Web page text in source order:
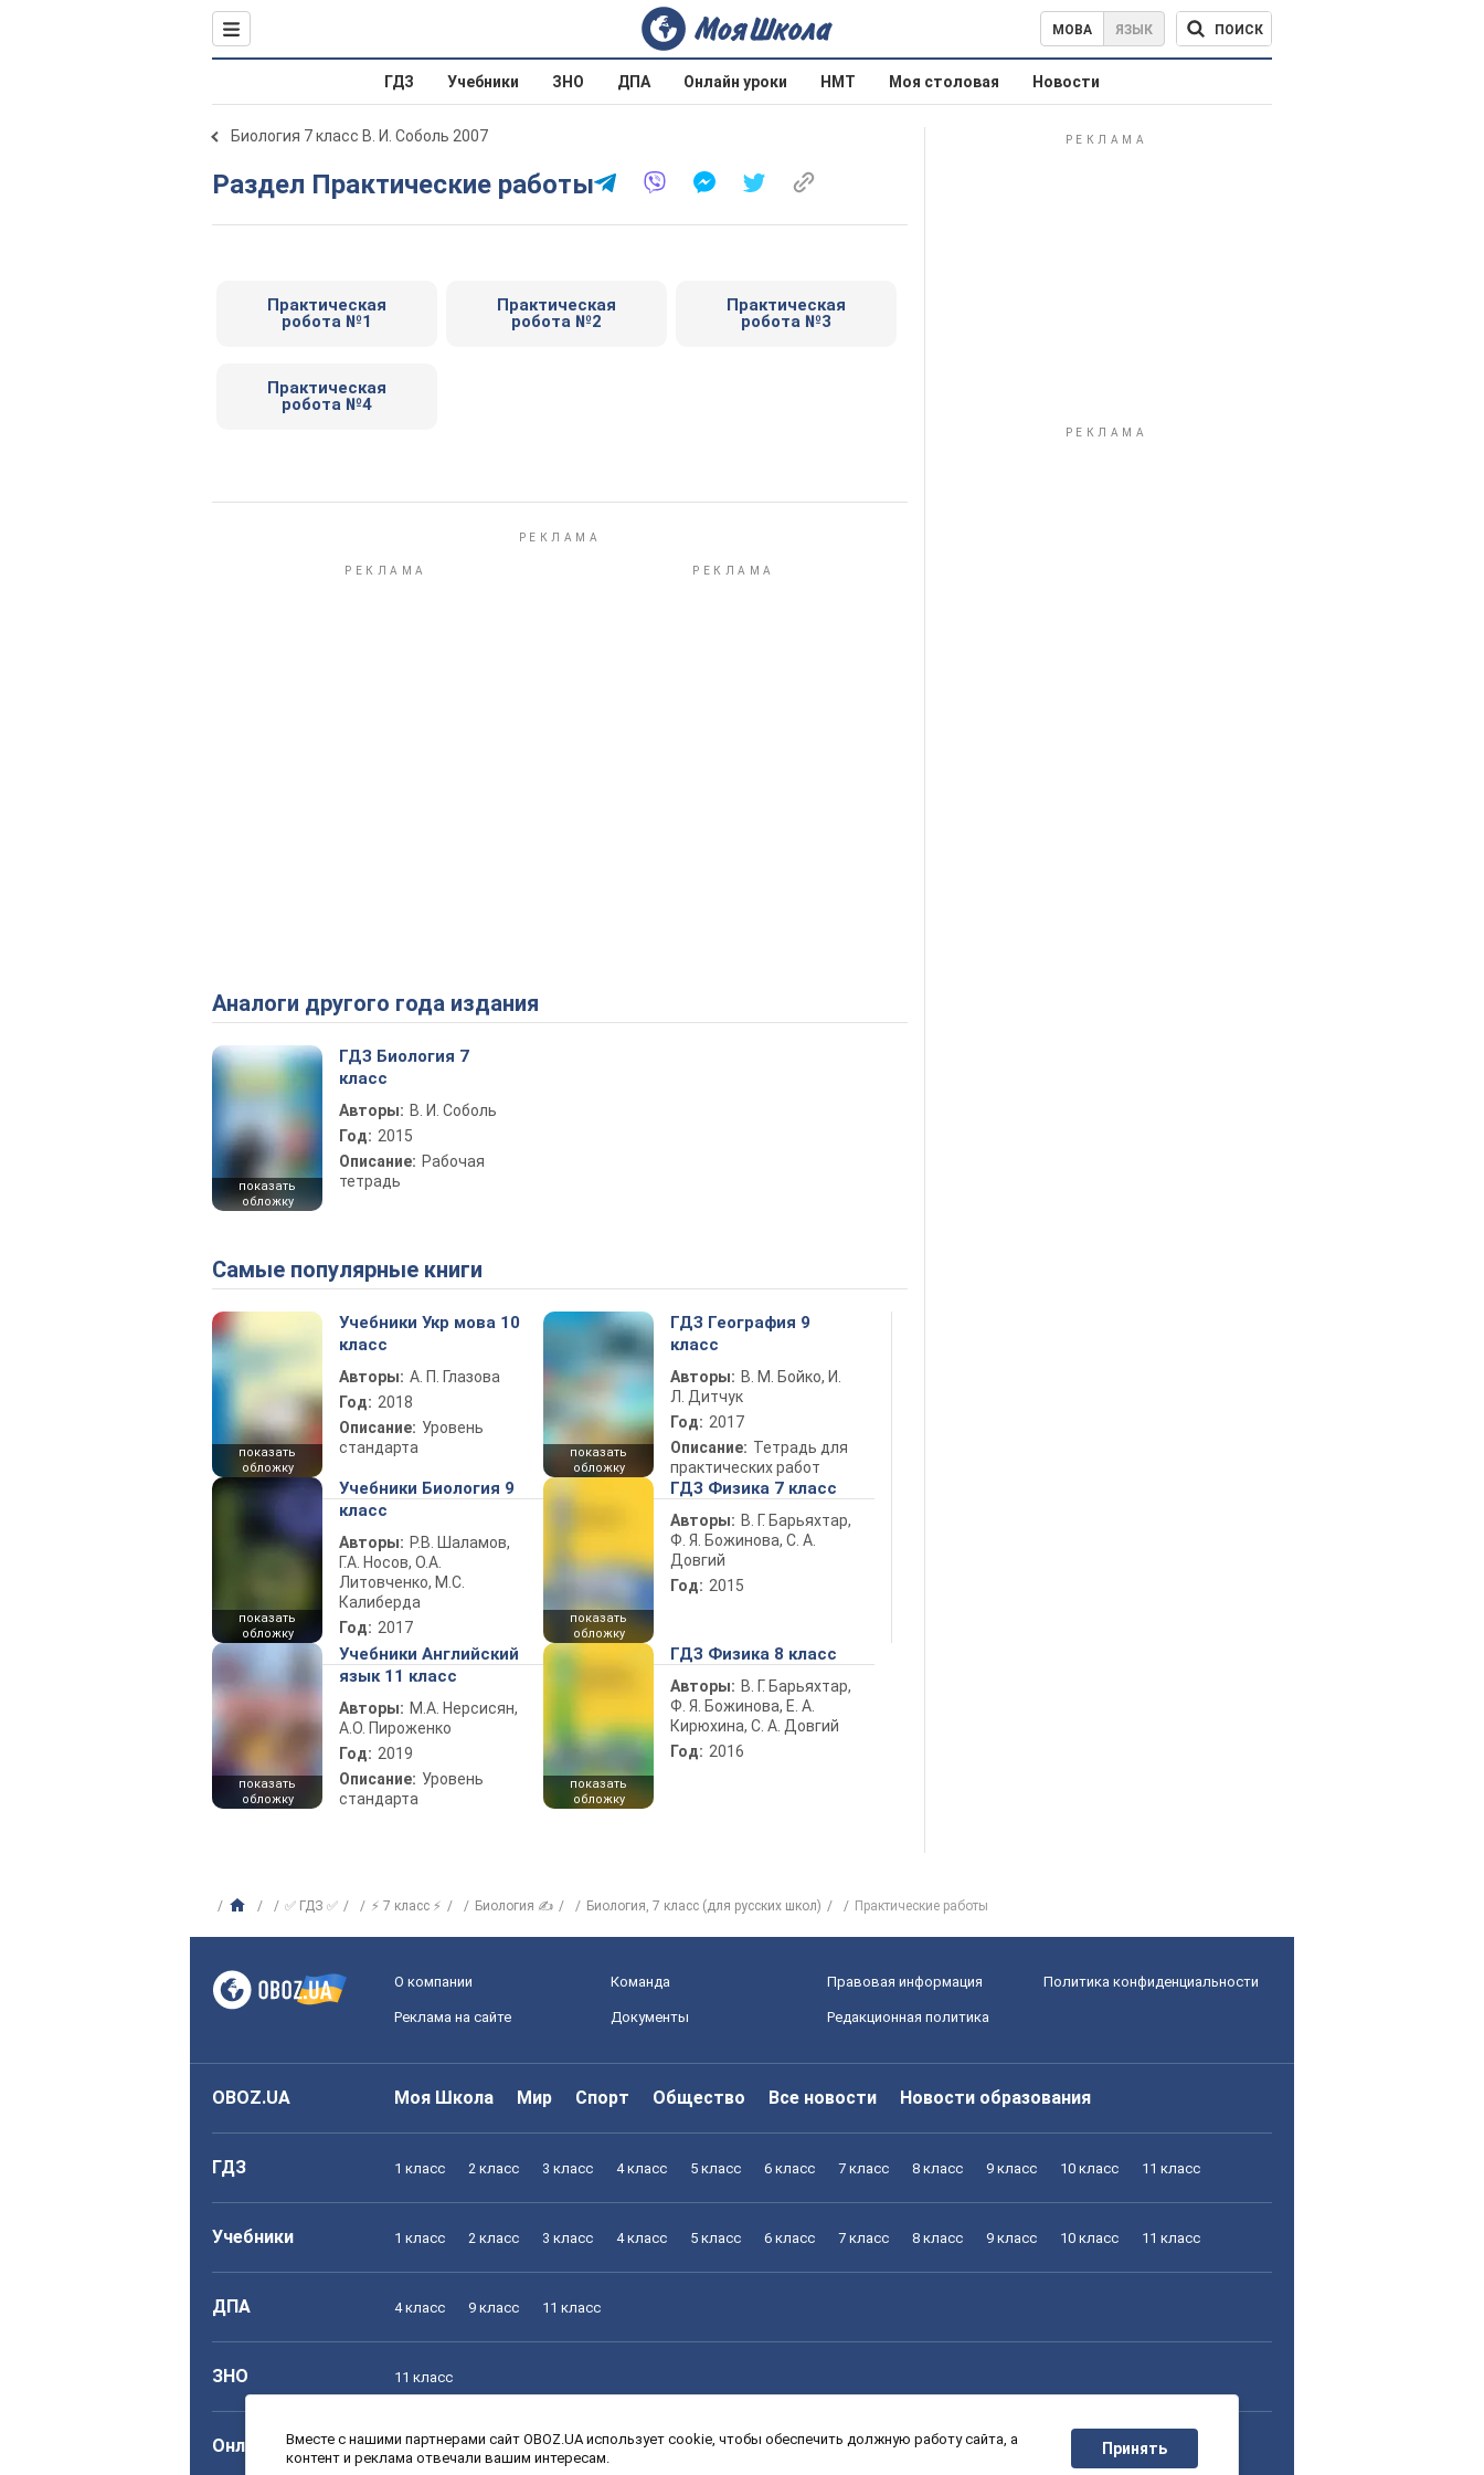
МОВА ЯЗЫК ПОИСК
ГДЗ Учебники ЗНО ДПА Онлайн уроки НМТ Моя столовая Новости
Биология 7 класс В. И. Соболь 2007
Раздел Практические работы
Практическая
робота №1
Практическая
робота №2
Практическая
робота №3
Практическая
робота №4
Аналоги другого года издания
показать
обложку
ГДЗ Биология 7
класс
Авторы: В. И. Соболь
Год: 2015
Описание: Рабочая
тетрадь
Самые популярные книги
показать
обложку
Учебники Укр мова 10
класс
Авторы: А. П. Глазова
Год: 2018
Описание: Уровень
стандарта
показать
обложку
ГДЗ География 9
класс
Авторы: В. М. Бойко, И.
Л. Дитчук
Год: 2017
Описание: Тетрадь для
практических работ
показать
обложку
Учебники Биология 9
класс
Авторы: Р.В. Шаламов,
Г.А. Носов, О.А.
Литовченко, М.С.
Калиберда
Год: 2017
показать
обложку
ГДЗ Физика 7 класс
Авторы: В. Г. Барьяхтар,
Ф. Я. Божинова, С. А.
Довгий
Год: 2015
показать
обложку
Учебники Английский
язык 11 класс
Авторы: М.А. Нерсисян,
А.О. Пироженко
Год: 2019
Описание: Уровень
стандарта
показать
обложку
ГДЗ Физика 8 класс
Авторы: В. Г. Барьяхтар,
Ф. Я. Божинова, Е. А.
Кирюхина, С. А. Довгий
Год: 2016
✅ ГДЗ ✅ ⚡ 7 класс ⚡ Биология ✍ Биология, 7 класс (для русских школ) Практические работы
О компании Команда Правовая информация Политика конфиденциальности
Реклама на сайте Документы Редакционная политика
OBOZ.UA Моя Школа Мир Спорт Общество Все новости Новости образования
ГДЗ 1 класс 2 класс 3 класс 4 класс 5 класс 6 класс 7 класс 8 класс 9 класс 10 класс 11 класс
Учебники 1 класс 2 класс 3 класс 4 класс 5 класс 6 класс 7 класс 8 класс 9 класс 10 класс 11 класс
ДПА 4 класс 9 класс 11 класс
ЗНО 11 класс
Онлайн уроки 1 класс 2 класс 3 класс 4 класс 5 класс 6 класс 7 класс 8 класс 9 класс 10 класс 11 класс
Вместе с нашими партнерами сайт OBOZ.UA использует cookie, чтобы обеспечить должную работу сайта, а
контент и реклама отвечали вашим интересам.
Принять